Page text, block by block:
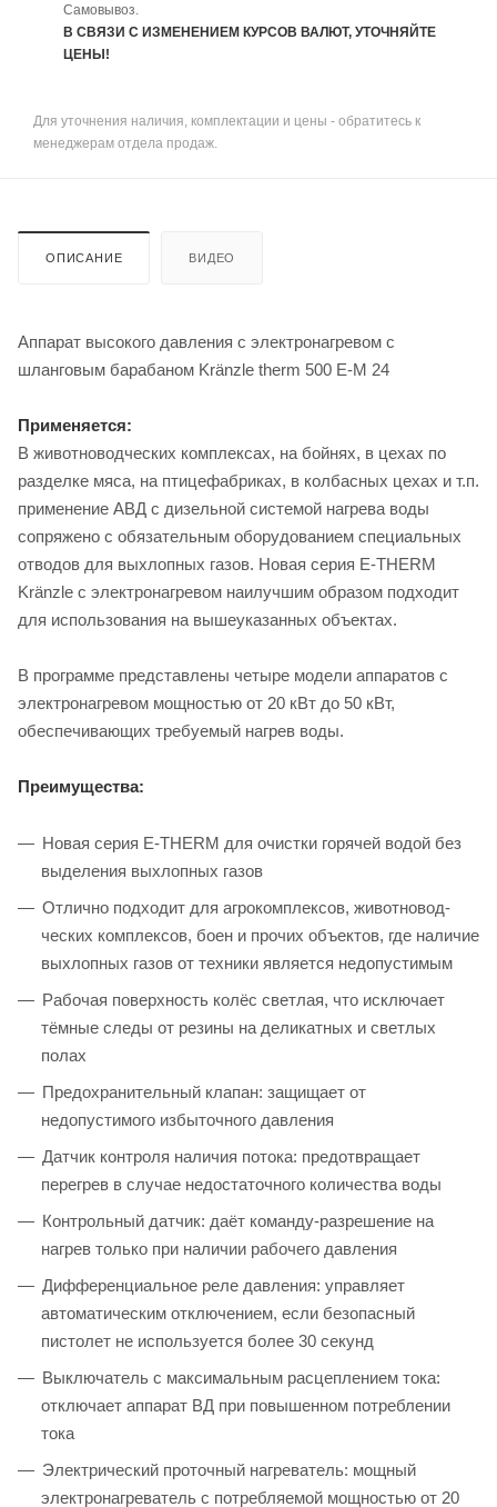
Самовывоз.
В СВЯЗИ С ИЗМЕНЕНИЕМ КУРСОВ ВАЛЮТ, УТОЧНЯЙТЕ
ЦЕНЫ!
Для уточнения наличия, комплектации и цены - обратитесь к
менеджерам отдела продаж.
ОПИСАНИЕ ВИДЕО
Аппарат высокого давления с электронагревом с
шланговым барабаном Kränzle therm 500 E-M 24
Применяется:
В животноводческих комплексах, на бойнях, в цехах по
разделке мяса, на птицефабриках, в колбасных цехах и т.п.
применение АВД с дизельной системой нагрева воды
сопряжено с обязательным оборудованием специальных
отводов для выхлопных газов. Новая серия Е-THERM
Kränzle с электронагревом наилучшим образом подходит
для использования на вышеуказанных объектах.
В программе представлены четыре модели аппаратов с
электронагревом мощностью от 20 кВт до 50 кВт,
обеспечивающих требуемый нагрев воды.
Преимущества:
Новая серия E-THERM для очистки горячей водой без
выделения выхлопных газов
Отлично подходит для агрокомплексов, животновод-
ческих комплексов, боен и прочих объектов, где наличие
выхлопных газов от техники является недопустимым
Рабочая поверхность колёс светлая, что исключает
тёмные следы от резины на деликатных и светлых
полах
Предохранительный клапан: защищает от
недопустимого избыточного давления
Датчик контроля наличия потока: предотвращает
перегрев в случае недостаточного количества воды
Контрольный датчик: даёт команду-разрешение на
нагрев только при наличии рабочего давления
Дифференциальное реле давления: управляет
автоматическим отключением, если безопасный
пистолет не используется более 30 секунд
Выключатель с максимальным расцеплением тока:
отключает аппарат ВД при повышенном потреблении
тока
Электрический проточный нагреватель: мощный
электронагреватель c потребляемой мощностью от 20